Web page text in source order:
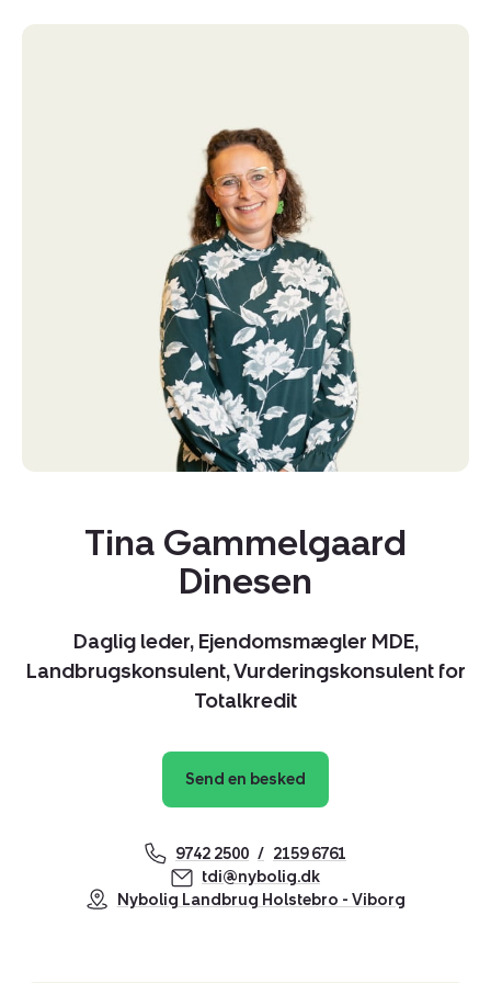
til familien eller køberen, der ønsker landlig frihed uden
at gå på kompromis med tilgængelighed og
Tina Gammelgaard
Dinesen
Daglig leder, Ejendomsmægler MDE,
Landbrugskonsulent, Vurderingskonsulent for
Totalkredit
Send en besked
9742 2500
2159 6761
tdi@nybolig.dk
Nybolig Landbrug Holstebro - Viborg